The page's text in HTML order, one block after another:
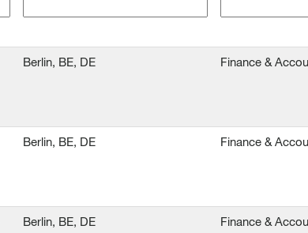
Berlin, BE, DE Finance &
Berlin, BE, DE Finance &
Berlin, BE, DE Finance &